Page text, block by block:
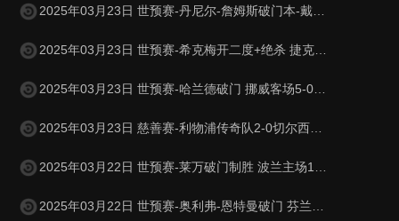
2025年03月23日 世预赛-丹尼尔-詹姆斯破门本-戴维斯建功 威尔士3-1哈萨克斯坦
2025年03月23日 世预赛-希克梅开二度+绝杀 捷克2-1险胜法罗群岛
2025年03月23日 世预赛-哈兰德破门 挪威客场5-0大胜摩尔多瓦
2025年03月23日 慈善赛-利物浦传奇队2-0切尔西传奇队 克劳奇头球+挑射梅开二度
2025年03月22日 世预赛-莱万破门制胜 波兰主场1-0小胜立陶宛
2025年03月22日 世预赛-奥利弗-恩特曼破门 芬兰客场1-0马耳他